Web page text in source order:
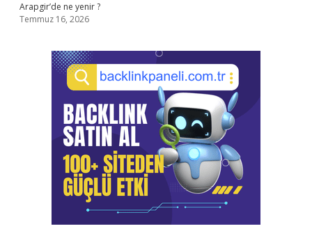
Arapgir’de ne yenir ?
Temmuz 16, 2026